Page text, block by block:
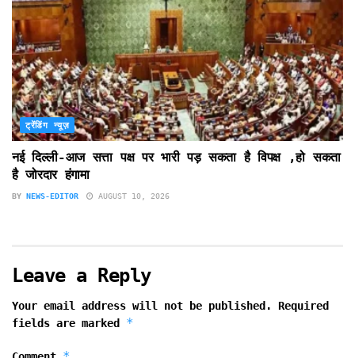
ट्रेंडिंग न्यूज़
नई दिल्ली-आज सत्ता पक्ष पर भारी पड़ सकता है विपक्ष ,हो सकता
है जोरदार हंगामा
BY NEWS-EDITOR AUGUST 10, 2026
Leave a Reply
Your email address will not be published.
Required
fields are marked *